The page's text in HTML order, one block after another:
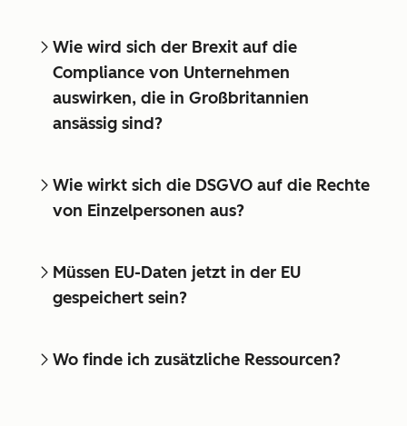
Wie wird sich der Brexit auf die
Compliance von Unternehmen
auswirken, die in Großbritannien
ansässig sind?
Wie wirkt sich die DSGVO auf die Rechte
von Einzelpersonen aus?
Müssen EU-Daten jetzt in der EU
gespeichert sein?
Wo finde ich zusätzliche Ressourcen?